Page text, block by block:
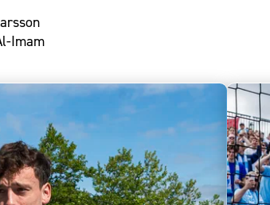
Imam